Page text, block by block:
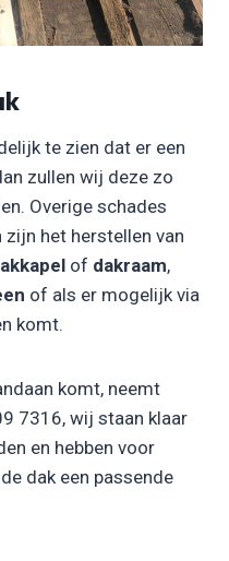
te zien dat er een
zullen wij deze zo
Overige schades
het herstellen van
of dakraam,
of als er mogelijk via
komt.
komt, neemt
7316, wij staan klaar
en hebben voor
dak een passende